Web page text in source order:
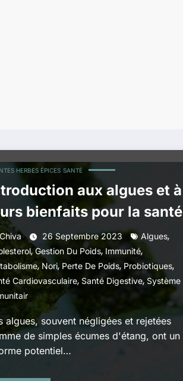
HERBES ÉPICES SANTÉ
aux algues et à
bienfaits pour la santé
Chiva 26 Septembre 2023 Algues,
, Gestion Du Poids, Immunité,
, Nori, Perte De Poids, Probiotiques,
Cardiovasculaire, Santé Digestive, Système
algues, souvent négligées et rejetées
de simples écumes d'étang, ont un
potentiel…